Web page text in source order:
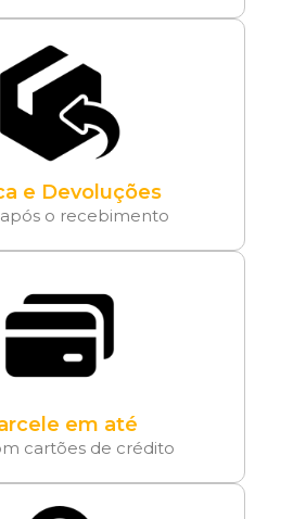
e Devoluções
após o recebimento
em até
cartões de crédito